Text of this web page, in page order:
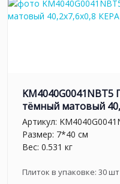
KM4040G0041NBT5
тёмный матовый
Артикул:
Размер: 7*40 см
Вес: 0.531 кг
Плиток в упаковке: 30шт